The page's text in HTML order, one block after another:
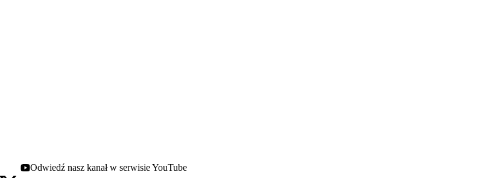
Youtube - otwiera się w nowej karcie
Odwiedź nasz kanał w serwisie YouTube